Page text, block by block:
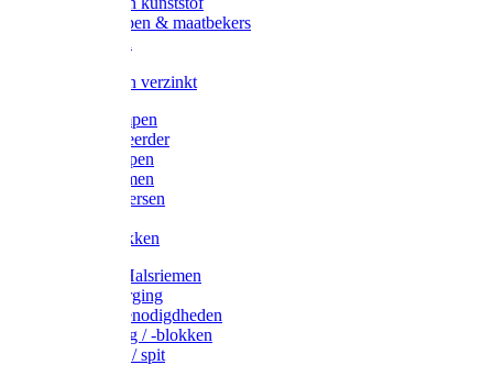
Voerscheppen & maatbekers
Voerbakken verzinkt
Warmtelampen
Staartcoupeerder
Biggenkappen
Neuskrammen
Varken diversen
Varkensbakken
Halsters / Halsriemen
Hoefverzorging
Lammer benodigdheden
Ramdektuig / -blokken
Vastzetpen / spit